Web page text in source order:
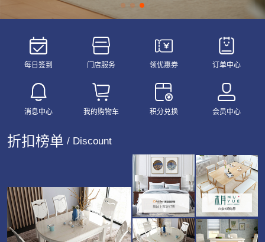
每日签到 门店服务 领优惠券 订单中心
消息中心 我的购物车 积分兑换 会员中心
折扣榜单 / Discount